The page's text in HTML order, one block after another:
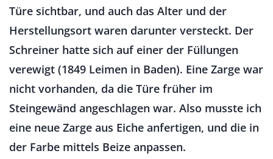
Türe sichtbar, und auch das Alter und der
Herstellungsort waren darunter versteckt. Der
Schreiner hatte sich auf einer der Füllungen
verewigt (1849 Leimen in Baden). Eine Zarge war
nicht vorhanden, da die Türe früher im
Steingewänd angeschlagen war. Also musste ich
eine neue Zarge aus Eiche anfertigen, und die in
der Farbe mittels Beize anpassen.